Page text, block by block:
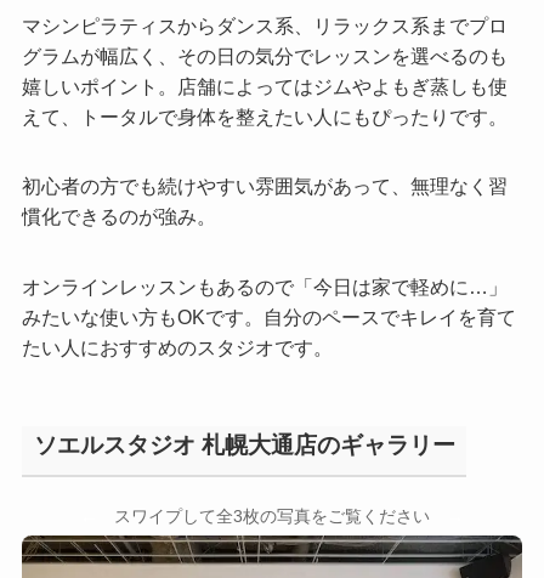
マシンピラティスからダンス系、リラックス系までプロ
グラムが幅広く、その日の気分でレッスンを選べるのも
嬉しいポイント。店舗によってはジムやよもぎ蒸しも使
えて、トータルで身体を整えたい人にもぴったりです。
初心者の方でも続けやすい雰囲気があって、無理なく習
慣化できるのが強み。
オンラインレッスンもあるので「今日は家で軽めに…」
みたいな使い方もOKです。自分のペースでキレイを育て
たい人におすすめのスタジオです。
ソエルスタジオ 札幌大通店のギャラリー
スワイプして全3枚の写真をご覧ください